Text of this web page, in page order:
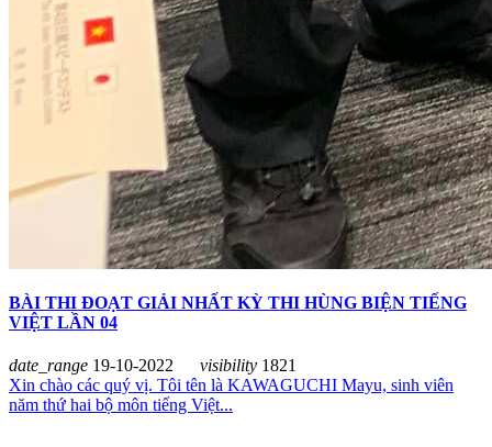
BÀI THI ĐOẠT GIẢI NHẤT KỲ THI HÙNG BIỆN TIẾNG
VIỆT LẦN 04
date_range 19-10-2022 visibility 1821
Xin chào các quý vị. Tôi tên là KAWAGUCHI Mayu, sinh viên
năm thứ hai bộ môn tiếng Việt...